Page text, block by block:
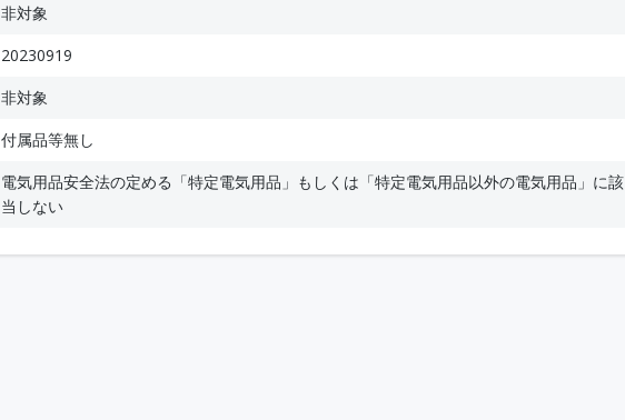
非対象
20230919
非対象
付属品等無し
電気用品安全法の定める「特定電気用品」もしくは「特定電気用品以外の電気用品」に該
当しない